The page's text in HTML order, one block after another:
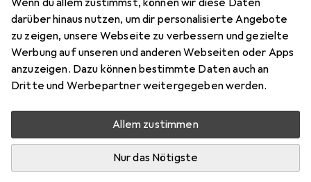
Wenn du allem zustimmst, können wir diese Daten
darüber hinaus nutzen, um dir personalisierte Angebote
zu zeigen, unsere Webseite zu verbessern und gezielte
Werbung auf unseren und anderen Webseiten oder Apps
anzuzeigen. Dazu können bestimmte Daten auch an
Dritte und Werbepartner weitergegeben werden.
Allem zustimmen
Nur das Nötigste
214
Bewertungen
Mehr als 10 Stück an Lager beim Drittanbieter
Lieferort angeben für genaue Lieferzeit